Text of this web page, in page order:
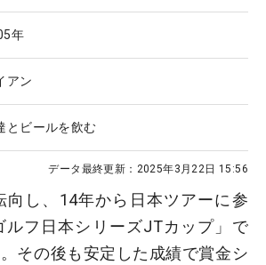
年
アン
とビールを飲む
データ最終更新： 2025年3月22日 15:56
向し、14年から日本ツアーに参
ルフ日本シリーズJTカップ」で
その後も安定した成績で賞金シ